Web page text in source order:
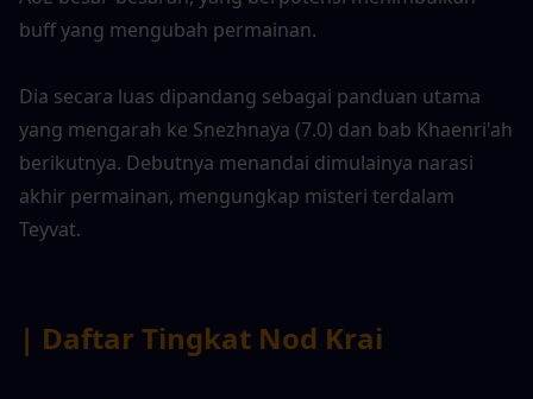
buff yang mengubah permainan.
Dia secara luas dipandang sebagai panduan utama
yang mengarah ke Snezhnaya (7.0) dan bab Khaenri'ah
berikutnya. Debutnya menandai dimulainya narasi
akhir permainan, mengungkap misteri terdalam
Teyvat.
| Daftar Tingkat Nod Krai